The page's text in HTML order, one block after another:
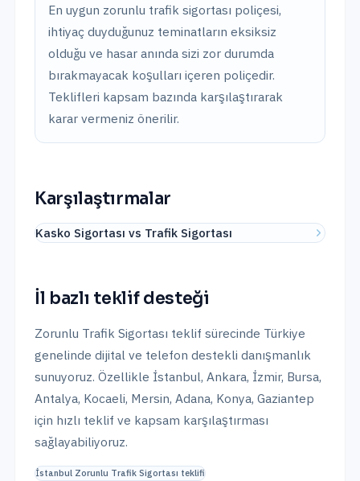
En uygun zorunlu trafik sigortası poliçesi,
ihtiyaç duyduğunuz teminatların eksiksiz
olduğu ve hasar anında sizi zor durumda
bırakmayacak koşulları içeren poliçedir.
Teklifleri kapsam bazında karşılaştırarak
karar vermeniz önerilir.
Karşılaştırmalar
Kasko Sigortası vs Trafik Sigortası
İl bazlı teklif desteği
Zorunlu Trafik Sigortası teklif sürecinde Türkiye
genelinde dijital ve telefon destekli danışmanlık
sunuyoruz. Özellikle İstanbul, Ankara, İzmir, Bursa,
Antalya, Kocaeli, Mersin, Adana, Konya, Gaziantep
için hızlı teklif ve kapsam karşılaştırması
sağlayabiliyoruz.
İstanbul Zorunlu Trafik Sigortası teklifi